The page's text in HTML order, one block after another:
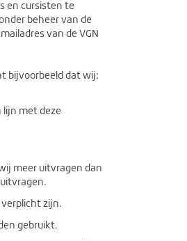
en cursisten te
beheer van de
van de VGN
bijvoorbeeld dat wij:
lijn met deze
meer uitvragen dan
zijn.
gebruikt.